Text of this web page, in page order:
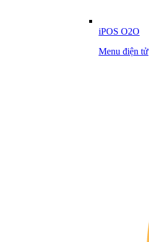
iPOS O2O
Menu điện tử